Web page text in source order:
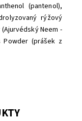
(pantenol),
rýžový
Neem -
Powder (prášek z